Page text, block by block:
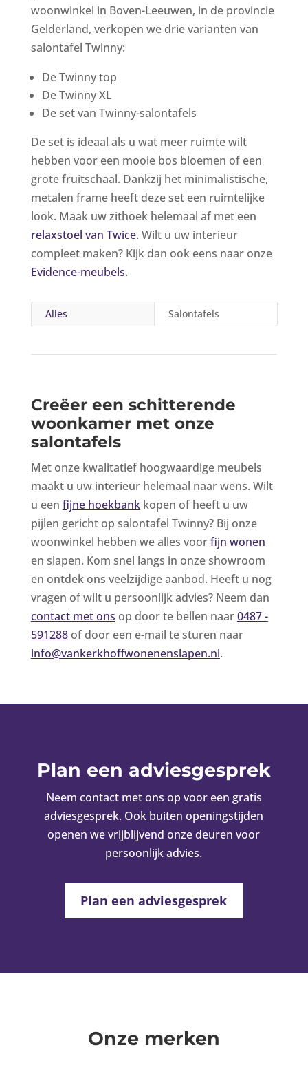
woonwinkel in Boven-Leeuwen, in de provincie
Gelderland, verkopen we drie varianten van
salontafel Twinny:
De Twinny top
De Twinny XL
De set van Twinny-salontafels
De set is ideaal als u wat meer ruimte wilt
hebben voor een mooie bos bloemen of een
grote fruitschaal. Dankzij het minimalistische,
metalen frame heeft deze set een ruimtelijke
look. Maak uw zithoek helemaal af met een
relaxstoel van Twice. Wilt u uw interieur
compleet maken? Kijk dan ook eens naar onze
Evidence-meubels.
Alles Salontafels
Creëer een schitterende
woonkamer met onze
salontafels
Met onze kwalitatief hoogwaardige meubels
maakt u uw interieur helemaal naar wens. Wilt
u een fijne hoekbankkopen of heeft u uw
pijlen gericht op salontafel Twinny? Bij onze
woonwinkel hebben we alles voorfijn wonen
en slapen. Kom snel langs in onze showroom
en ontdek ons veelzijdige aanbod. Heeft u nog
vragen of wilt u persoonlijk advies? Neem dan
contact met ons op door te bellen naar0487 -
591288of door een e-mail te sturen naar
info@vankerkhoffwonenenslapen.nl.
Plan een adviesgesprek
Neem contact met ons op voor een gratis
adviesgesprek. Ook buiten openingstijden
openen we vrijblijvend onze deuren voor
persoonlijk advies.
Plan een adviesgesprek
Onze merken